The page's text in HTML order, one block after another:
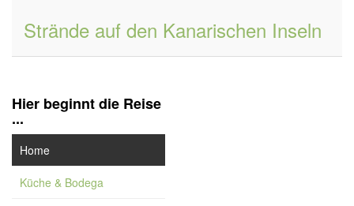
Strände auf den Kanarischen Inseln
Hier beginnt die Reise
...
Home
Küche & Bodega